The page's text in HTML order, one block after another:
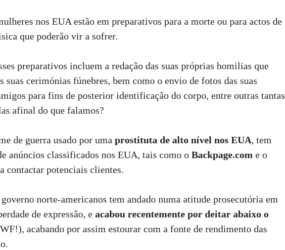
nos EUA estão em preparativos para a morte ou para actos de
que poderão vir a sofrer.
preparativos incluem a redação das suas próprias homilias que
suas cerimónias fúnebres, bem como o envio de fotos das suas
para fins de posterior identificação do corpo, entre outras tantas
afinal do que falamos?
de guerra usado por uma prostituta de alto nível nos EUA, tem
anúncios classificados nos EUA, tais como o Backpage.com e o
contactar potenciais clientes.
norte-americanos tem andado numa atitude prosecutória em
de expressão, e acabou recentemente por deitar abaixo o
acabando por assim estourar com a fonte de rendimento das